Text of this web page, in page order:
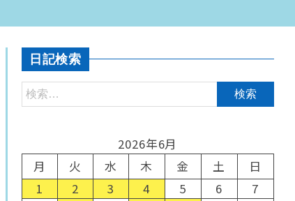
日記検索
2026年6月
月
火 水 木 金 土
日
1
2 3 4 5 6
7